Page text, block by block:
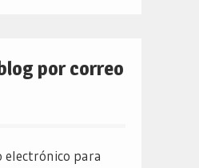
por correo
para